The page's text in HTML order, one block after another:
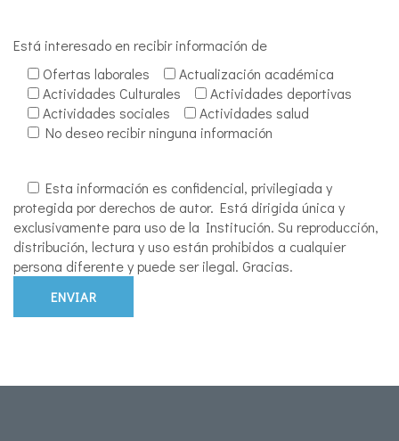
Está interesado en recibir información de
Ofertas laborales
Actualización académica
Actividades Culturales
Actividades deportivas
Actividades sociales
Actividades salud
No deseo recibir ninguna información
Esta información es confidencial, privilegiada y
protegida por derechos de autor. Está dirigida única y
exclusivamente para uso de la Institución. Su reproducción,
distribución, lectura y uso están prohibidos a cualquier
persona diferente y puede ser ilegal. Gracias.